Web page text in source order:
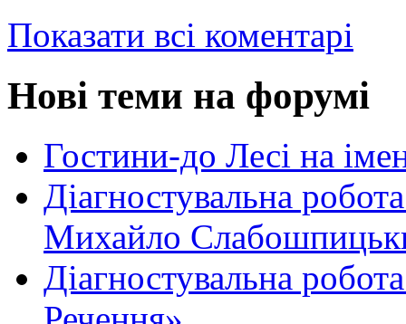
Показати всі коментарі
Нові теми на форумі
Гостини-до Лесі на
Діагностувальна
Михайло
Діагностувальна